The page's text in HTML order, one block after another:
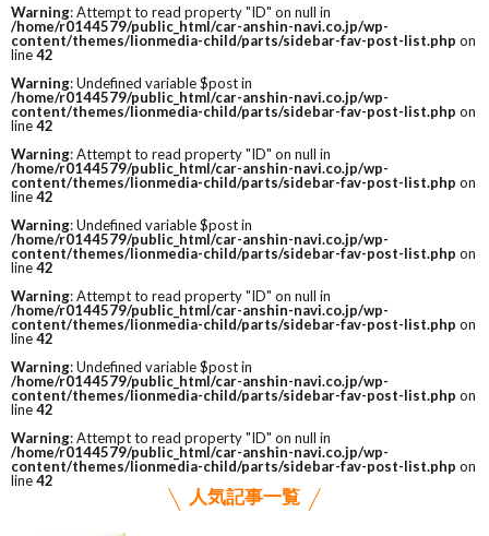
Warning: Attempt to read property "ID" on null in
/home/r0144579/public_html/car-anshin-navi.co.jp/wp-
content/themes/lionmedia-child/parts/sidebar-fav-post-list.php on
line42
Warning: Undefined variable $post in
/home/r0144579/public_html/car-anshin-navi.co.jp/wp-
content/themes/lionmedia-child/parts/sidebar-fav-post-list.php on
line42
Warning: Attempt to read property "ID" on null in
/home/r0144579/public_html/car-anshin-navi.co.jp/wp-
content/themes/lionmedia-child/parts/sidebar-fav-post-list.php on
line42
Warning: Undefined variable $post in
/home/r0144579/public_html/car-anshin-navi.co.jp/wp-
content/themes/lionmedia-child/parts/sidebar-fav-post-list.php on
line42
Warning: Attempt to read property "ID" on null in
/home/r0144579/public_html/car-anshin-navi.co.jp/wp-
content/themes/lionmedia-child/parts/sidebar-fav-post-list.php on
line42
Warning: Undefined variable $post in
/home/r0144579/public_html/car-anshin-navi.co.jp/wp-
content/themes/lionmedia-child/parts/sidebar-fav-post-list.php on
line42
Warning: Attempt to read property "ID" on null in
/home/r0144579/public_html/car-anshin-navi.co.jp/wp-
content/themes/lionmedia-child/parts/sidebar-fav-post-list.php on
line42
人気記事一覧